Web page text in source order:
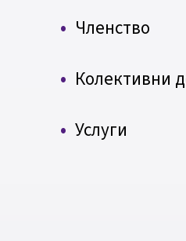
Членство
Колективни
Услуги